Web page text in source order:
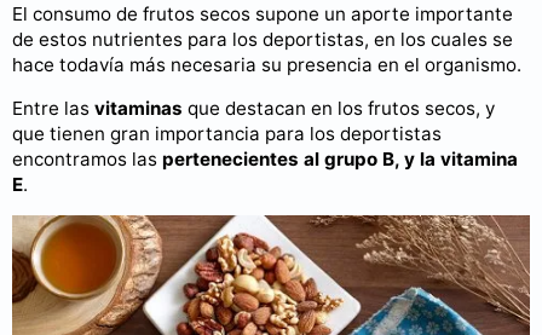
El consumo de frutos secos supone un aporte importante
de estos nutrientes para los deportistas, en los cuales se
hace todavía más necesaria su presencia en el organismo.
Entre las vitaminas que destacan en los frutos secos, y
que tienen gran importancia para los deportistas
encontramos las pertenecientes al grupo B, y la vitamina
E.